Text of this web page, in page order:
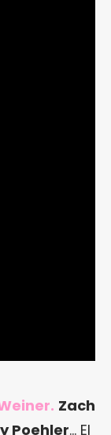
Zach
Poehler… El